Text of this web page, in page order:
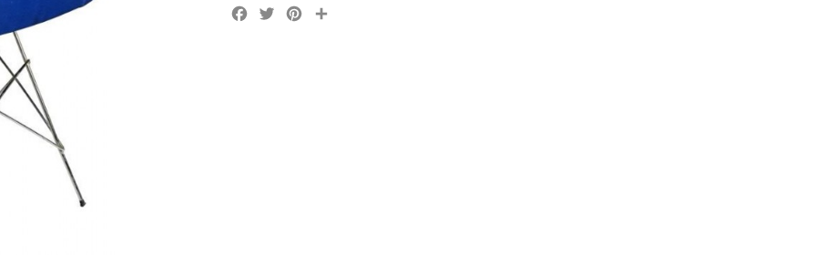
FacebookTwitterPinterest